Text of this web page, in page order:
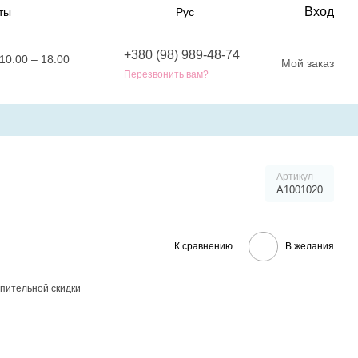
Рус Вход
– 18:00
+380 (98) 989-48-74
Перезвонить вам?
Мой заказ
Артикул
A1001020
К сравнению В желания
скидки